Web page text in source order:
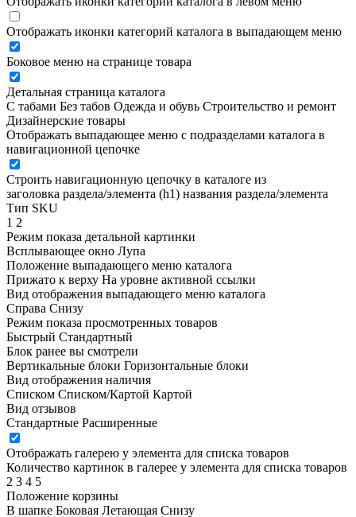
Отображать иконки категорий каталога в выпадающем меню
Боковое меню на странице товара
Детальная страница каталога
С табами Без табов Одежда и обувь Строительство и ремонт
Дизайнерские товары
Отображать выпадающее меню с подразделами каталога в
навигационной цепочке
Строить навигационную цепочку в каталоге из
заголовка раздела/элемента (h1) названия раздела/элемента
Тип SKU
1 2
Режим показа детальной картинки
Всплывающее окно Лупа
Положение выпадающего меню каталога
Прижато к верху На уровне активной ссылки
Вид отображения выпадающего меню каталога
Справа Снизу
Режим показа просмотренных товаров
Быстрый Стандартный
Блок ранее вы смотрели
Вертикальные блоки Горизонтальные блоки
Вид отображения наличия
Списком Списком/Картой Картой
Вид отзывов
Стандартные Расширенные
Отображать галерею у элемента для списка товаров
Количество картинок в галерее у элемента для списка товаров
2 3 4 5
Положение корзины
В шапке Боковая Летающая Снизу